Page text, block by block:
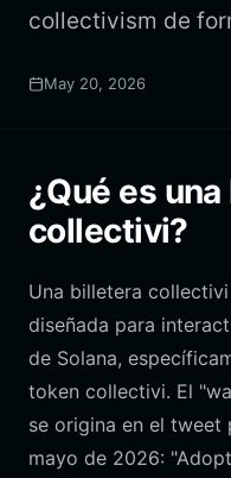
collectivism de
May 20, 2026
¿Qué es
collectivi?
Una billetera
diseñada para
de Solana,
token collectivi. El
se origina en el
mayo de 2026: